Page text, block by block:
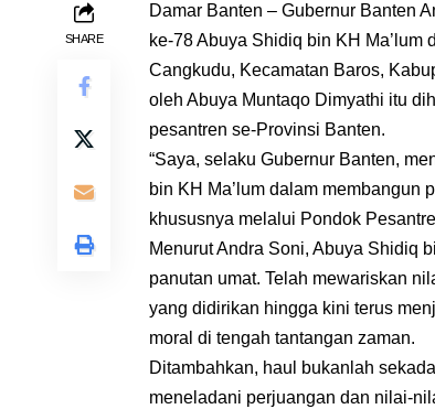
SHARE
Damar Banten – Gubernur Banten
ke-78 Abuya Shidiq bin KH
Cangkudu, Kecamatan Baros,
oleh Abuya Muntaqo Dimyathi itu
pesantren se-Provinsi Banten.
“Saya, selaku Gubernur Banten,
bin KH Ma’lum dalam membangun
khususnya melalui Pondok
Menurut Andra Soni, Abuya Shidiq
panutan umat. Telah mewariskan
yang didirikan hingga kini terus
moral di tengah tantangan zaman.
Ditambahkan, haul bukanlah
meneladani perjuangan dan nilai-